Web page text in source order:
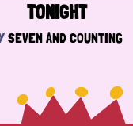
TONIGHT
SEVEN AND COUNTING